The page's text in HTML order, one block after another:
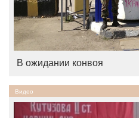
В ожидании конвоя
Видео